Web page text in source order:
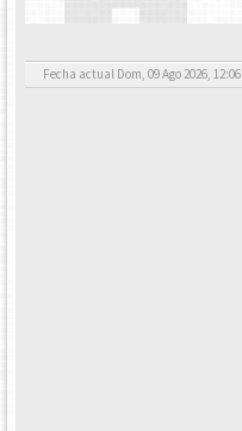
Fecha actual Dom, 09 Ago 2026, 12:06